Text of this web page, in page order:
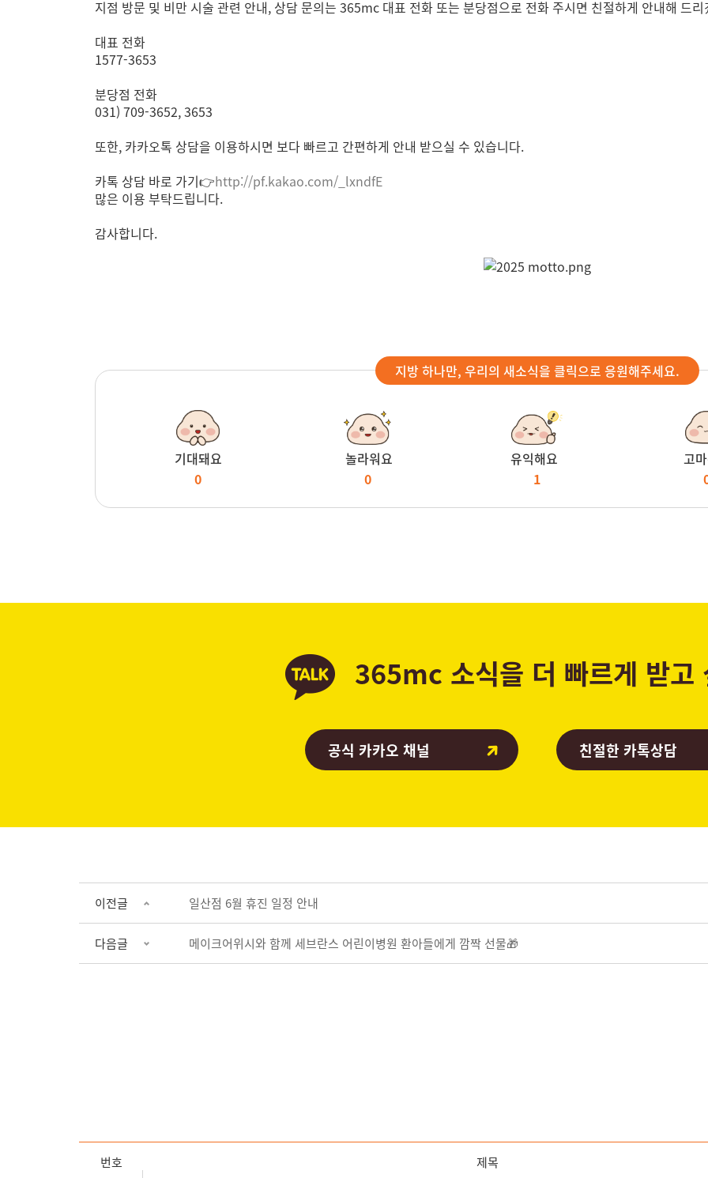
지점 방문 및 비만 시술 관련 안내, 상담 문의는 365mc 대표 전화 또는 분당점으로 전화 주시면 친절하게 안내해 드
대표 전화
1577-3653
분당점 전화
031) 709-3652, 3653
또한, 카카오톡 상담을 이용하시면 보다 빠르고 간편하게 안내 받으실 수 있습니다.
카톡 상담 바로 가기👉http://pf.kakao.com/_lxndfE
많은 이용 부탁드립니다.
감사합니다.
지방 하나만, 우리의 새소식을 클릭으로 응원해주세요.
기대돼요
0
놀라워요
0
유익해요
1
고
365mc 소식을 더 빠르게 받고
공식 카카오 채널 친절한 카톡상담
이전글 일산점 6월 휴진 일정 안내
다음글 메이크어위시와 함께 세브란스 어린이병원 환아들에게 깜짝 선물🎁
번호 제목